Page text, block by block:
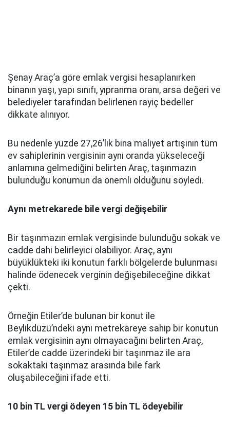
Şenay Araç’a göre emlak vergisi hesaplanırken
binanın yaşı, yapı sınıfı, yıpranma oranı, arsa değeri ve
belediyeler tarafından belirlenen rayiç bedeller
dikkate alınıyor.
Bu nedenle yüzde 27,26’lık bina maliyet artışının tüm
ev sahiplerinin vergisinin aynı oranda yükseleceği
anlamına gelmediğini belirten Araç, taşınmazın
bulunduğu konumun da önemli olduğunu söyledi.
Aynı metrekarede bile vergi değişebilir
Bir taşınmazın emlak vergisinde bulunduğu sokak ve
cadde dahi belirleyici olabiliyor. Araç, aynı
büyüklükteki iki konutun farklı bölgelerde bulunması
halinde ödenecek verginin değişebileceğine dikkat
çekti.
Örneğin Etiler’de bulunan bir konut ile
Beylikdüzü’ndeki aynı metrekareye sahip bir konutun
emlak vergisinin aynı olmayacağını belirten Araç,
Etiler’de cadde üzerindeki bir taşınmaz ile ara
sokaktaki taşınmaz arasında bile fark
oluşabileceğini ifade etti.
10 bin TL vergi ödeyen 15 bin TL ödeyebilir